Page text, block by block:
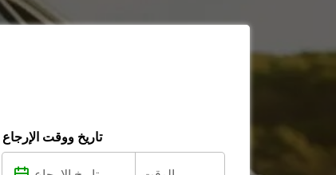
تاريخ ووقت الإرجاع